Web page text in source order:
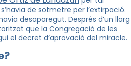
de sotmetre per l’extirpació.
desaparegut. Després d’un llarg
que la Congregació de les
el decret d’aprovació del miracle.